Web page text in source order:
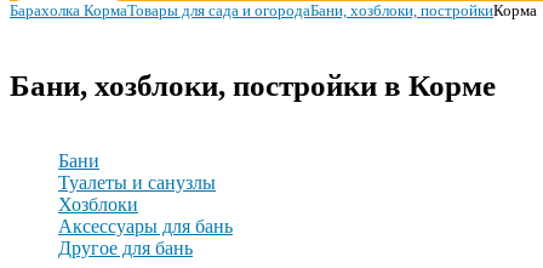
Барахолка КормаТовары для сада и огородаБани, хозблоки, постройкиКорма
Бани, хозблоки, постройки в Корме
Бани
Туалеты и санузлы
Хозблоки
Аксессуары для бань
Другое для бань